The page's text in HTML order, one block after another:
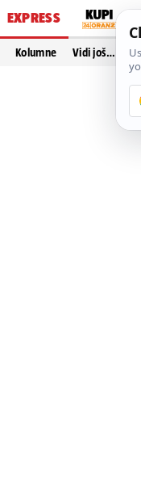
EXPRESS
Kolumne Vidi još…